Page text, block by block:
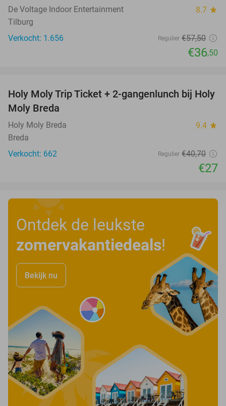
De Voltage Indoor Entertainment 8.7 star
Tilburg
Verkocht: 1.656
Regulier €57,50
€36,50
34%
Holy Moly Trip Ticket + 2-gangenlunch bij Holy
Moly Breda
Holy Moly Breda 9.4 star
Breda
Verkocht: 662
Regulier €40,70
€27
Ontdek de leukste
zomervakantiedeals!
Bekijk nu